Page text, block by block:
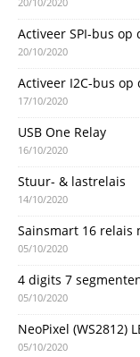
Activeer SPI-bus op
20/10/2020
Activeer I2C-bus op
17/10/2020
USB One Relay
16/10/2020
Stuur- & lastrelais
14/10/2020
Sainsmart 16 relais
05/10/2020
4 digits 7
05/10/2020
NeoPixel (WS2812)
05/10/2020